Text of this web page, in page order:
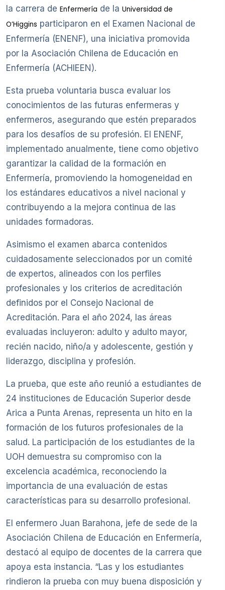
la carrera de Enfermería de la Universidad de
O’Higgins participaron en el Examen Nacional de
Enfermería (ENENF), una iniciativa promovida
por la Asociación Chilena de Educación en
Enfermería (ACHIEEN).
Esta prueba voluntaria busca evaluar los
conocimientos de las futuras enfermeras y
enfermeros, asegurando que estén preparados
para los desafíos de su profesión. El ENENF,
implementado anualmente, tiene como objetivo
garantizar la calidad de la formación en
Enfermería, promoviendo la homogeneidad en
los estándares educativos a nivel nacional y
contribuyendo a la mejora continua de las
unidades formadoras.
Asimismo el examen abarca contenidos
cuidadosamente seleccionados por un comité
de expertos, alineados con los perfiles
profesionales y los criterios de acreditación
definidos por el Consejo Nacional de
Acreditación. Para el año 2024, las áreas
evaluadas incluyeron: adulto y adulto mayor,
recién nacido, niño/a y adolescente, gestión y
liderazgo, disciplina y profesión.
La prueba, que este año reunió a estudiantes de
24 instituciones de Educación Superior desde
Arica a Punta Arenas, representa un hito en la
formación de los futuros profesionales de la
salud. La participación de los estudiantes de la
UOH demuestra su compromiso con la
excelencia académica, reconociendo la
importancia de una evaluación de estas
características para su desarrollo profesional.
El enfermero Juan Barahona, jefe de sede de la
Asociación Chilena de Educación en Enfermería,
destacó al equipo de docentes de la carrera que
apoya esta instancia. “Las y los estudiantes
rindieron la prueba con muy buena disposición y